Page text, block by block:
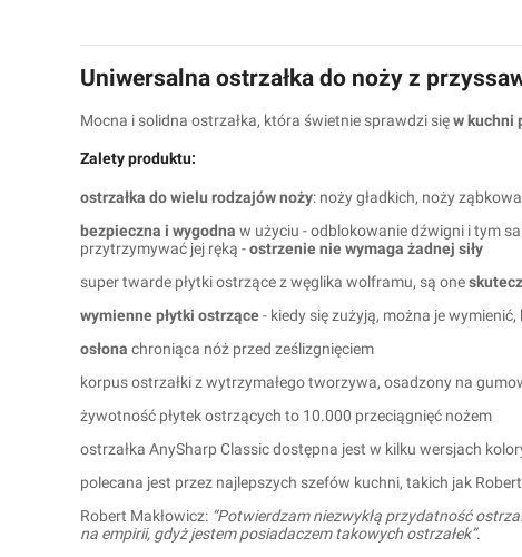
Uniwersalna ostrzałka do noży z
Mocna i solidna ostrzałka, która świetnie sprawdzi sięw kuchni
Zalety produktu:
ostrzałka do wielu rodzajów noży: noży gładkich, noży
bezpieczna i wygodna w użyciu - odblokowanie dźwigni i tym
przytrzymywać jej ręką -ostrzenie nie wymaga żadnej siły
super twarde płytki ostrzące z węglika wolframu, są one
wymienne płytki ostrzące- kiedy się zużyją, można je
osłona chroniąca nóż przed ześlizgnięciem
korpus ostrzałki z wytrzymałego tworzywa, osadzony na
żywotność płytek ostrzących to 10.000 przeciągnięć nożem
ostrzałka AnySharp Classic dostępna jest w kilku wersjach
polecana jest przez najlepszych szefów kuchni, takich jak
Robert Makłowicz: “Potwierdzam niezwykłą przydatność
na empirii, gdyż jestem posiadaczem takowych ostrzałek”.